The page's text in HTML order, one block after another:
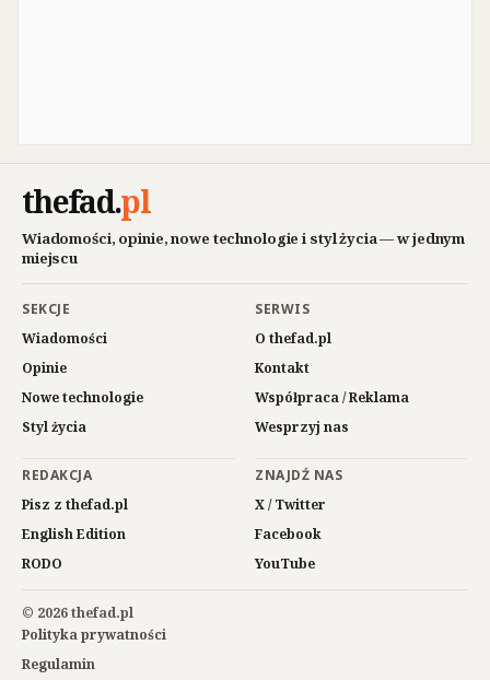
thefad.pl
Wiadomości, opinie, nowe technologie i styl życia — w jednym
miejscu
SEKCJE
Wiadomości
Opinie
Nowe technologie
Styl życia
SERWIS
O thefad.pl
Kontakt
Współpraca / Reklama
Wesprzyj nas
REDAKCJA
Pisz z thefad.pl
English Edition
RODO
ZNAJDŹ NAS
X / Twitter
Facebook
YouTube
© 2026 thefad.pl
Polityka prywatności
Regulamin